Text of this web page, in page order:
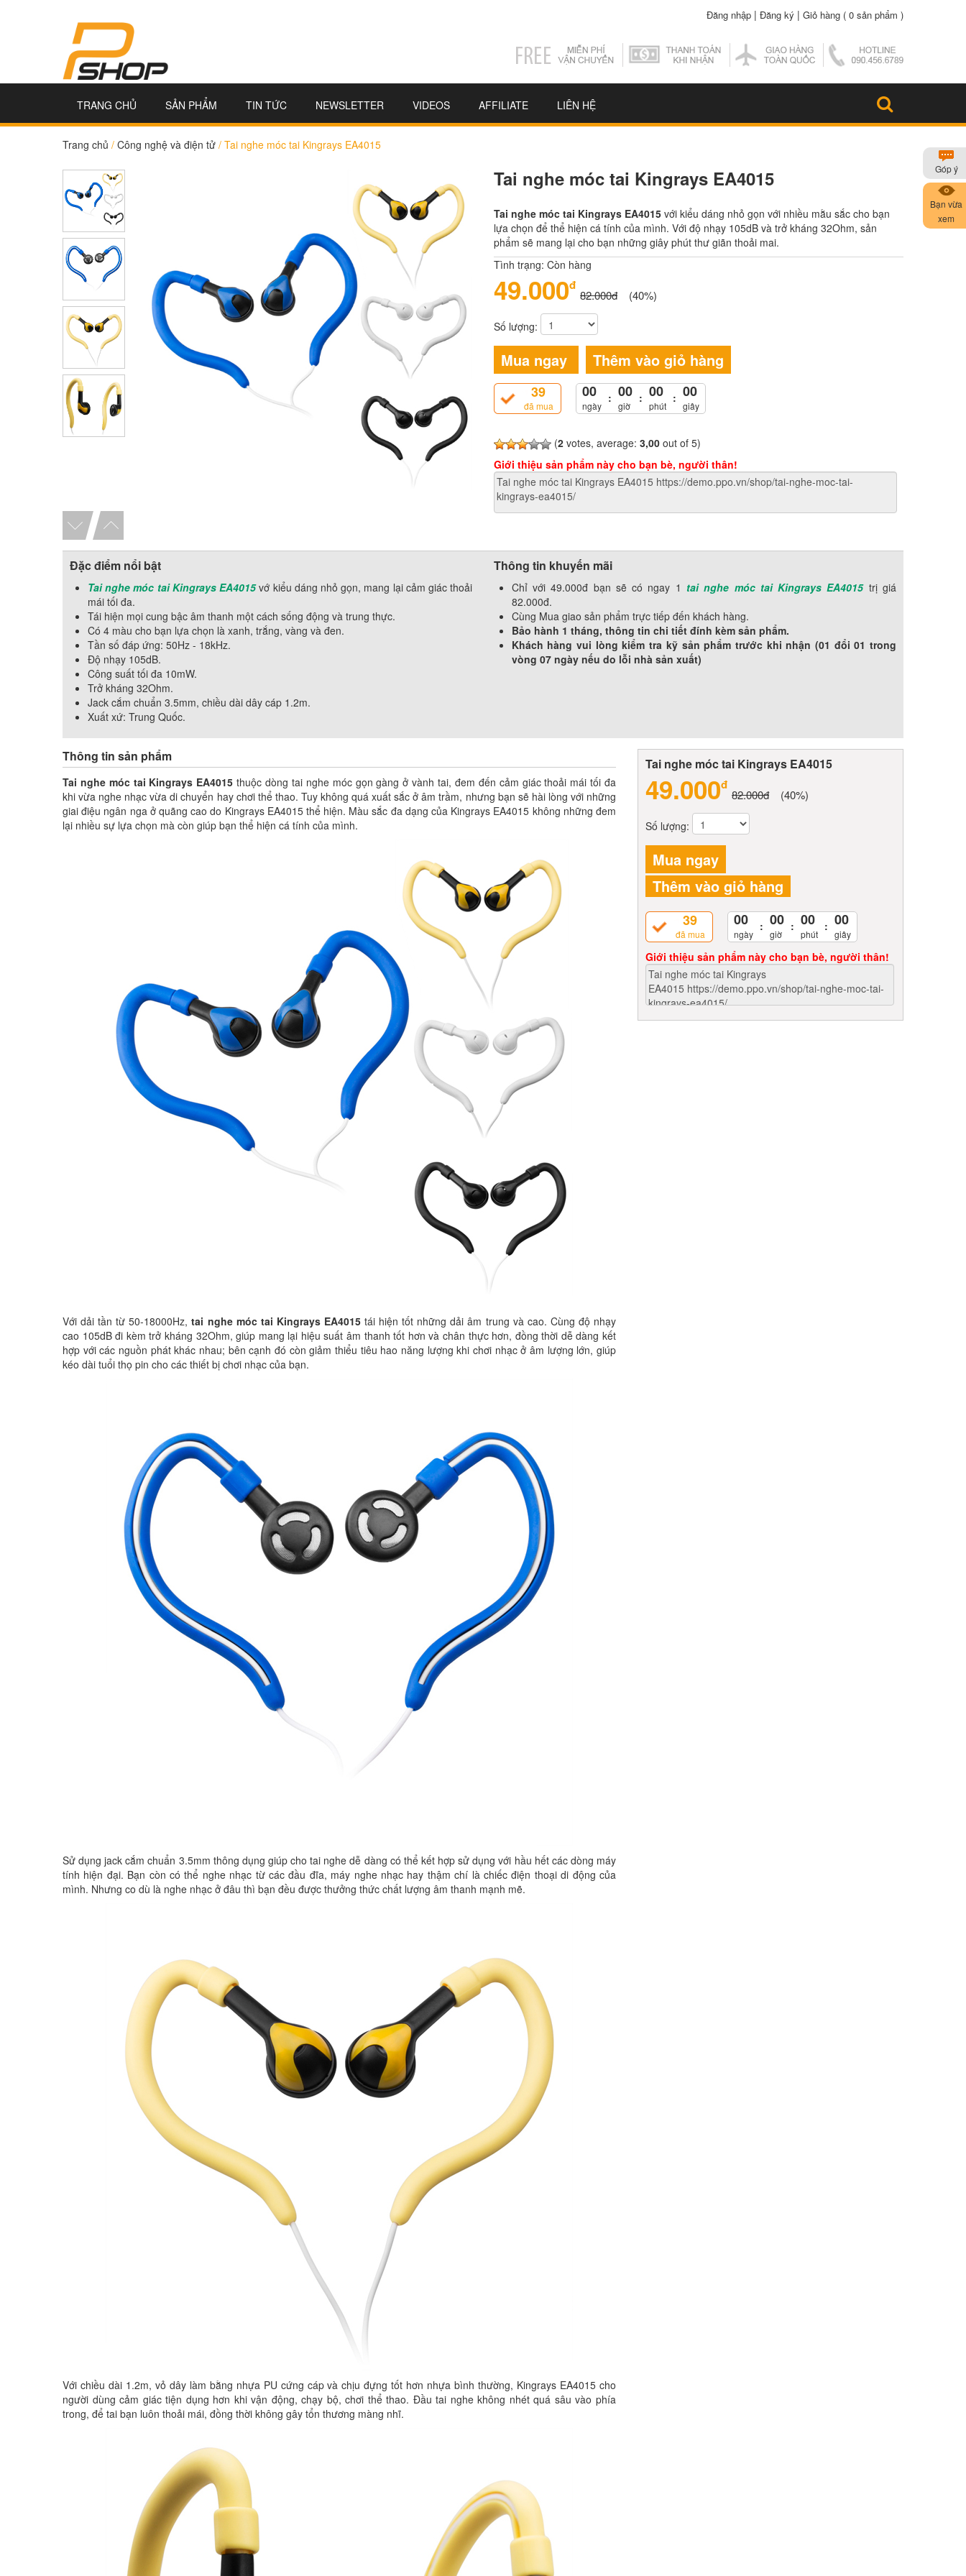
Đăng nhập | Đăng ký | Giỏ hàng ( 0 sản phẩm )
TRANG CHỦ SẢN PHẨM TIN TỨC NEWSLETTER VIDEOS AFFILIATE LIÊN HỆ
Trang chủ / Công nghệ và điện tử / Tai nghe móc tai Kingrays EA4015
Tai nghe móc tai Kingrays EA4015
Tai nghe móc tai Kingrays EA4015 với kiểu dáng nhỏ gọn với nhiều mằu sắc cho bạn
lựa chọn để thể hiện cá tính của mình. Với độ nhạy 105dB và trở kháng 32Ohm, sản
phẩm sẽ mang lại cho bạn những giây phút thư giãn thoải mai.
Tình trạng: Còn hàng
49.000đ
82.000đ (40%)
Số lượng:
Mua ngay Thêm vào giỏ hàng
39
đã mua
00
ngày
: 00
giờ
: 00
phút
: 00
giây
(2 votes, average: 3,00 out of 5)
Giới thiệu sản phẩm này cho bạn bè, người thân!
Đặc điểm nổi bật
Tai nghe móc tai Kingrays EA4015vớ kiểu dáng nhỏ gọn, mang lại cảm giác thoải
mái tối đa.
Tái hiện mọi cung bậc âm thanh một cách sống động và trung thực.
Có 4 màu cho bạn lựa chọn là xanh, trắng, vàng và đen.
Tần số đáp ứng: 50Hz - 18kHz.
Độ nhạy 105dB.
Công suất tối đa 10mW.
Trở kháng 32Ohm.
Jack cắm chuẩn 3.5mm, chiều dài dây cáp 1.2m.
Xuất xứ: Trung Quốc.
Thông tin khuyến mãi
Chỉ với 49.000đ bạn sẽ có ngay 1 tai nghe móc tai Kingrays EA4015trị giá
82.000đ.
Cùng Mua giao sản phẩm trực tiếp đến khách hàng.
Bảo hành 1 tháng, thông tin chi tiết đính kèm sản phẩm.
Khách hàng vui lòng kiểm tra kỹ sản phẩm trước khi nhận (01 đổi 01 trong
vòng 07 ngày nếu do lỗi nhà sản xuất)
Thông tin sản phẩm
Tai nghe móc tai Kingrays EA4015 thuộc dòng tai nghe móc gọn gàng ở vành tai, đem đến cảm giác thoải mái tối đa
khi vừa nghe nhạc vừa di chuyển hay chơi thể thao. Tuy không quá xuất sắc ở âm trầm, nhưng bạn sẽ hài lòng với những
giai điệu ngân nga ở quãng cao do Kingrays EA4015 thể hiện. Màu sắc đa dạng của Kingrays EA4015 không những đem
lại nhiều sự lựa chọn mà còn giúp bạn thể hiện cá tính của mình.
Với dải tần từ 50-18000Hz,tai nghe móc tai Kingrays EA4015tái hiện tốt những dải âm trung và cao. Cùng độ nhạy
cao 105dB đi kèm trở kháng 32Ohm, giúp mang lại hiệu suất âm thanh tốt hơn và chân thực hơn, đồng thời dễ dàng kết
hợp với các nguồn phát khác nhau; bên cạnh đó còn giảm thiểu tiêu hao năng lượng khi chơi nhạc ở âm lượng lớn, giúp
kéo dài tuổi thọ pin cho các thiết bị chơi nhạc của bạn.
Sử dụng jack cắm chuẩn 3.5mm thông dụng giúp cho tai nghe dễ dàng có thể kết hợp sử dụng với hầu hết các dòng máy
tính hiện đại. Bạn còn có thể nghe nhạc từ các đầu đĩa, máy nghe nhạc hay thậm chí là chiếc điện thoại di động của
mình. Nhưng co dù là nghe nhạc ở đâu thì bạn đều được thưởng thức chất lượng âm thanh mạnh mẽ.
Với chiều dài 1.2m, vỏ dây làm bằng nhựa PU cứng cáp và chịu đựng tốt hơn nhựa bình thường, Kingrays EA4015 cho
người dùng cảm giác tiện dụng hơn khi vận động, chạy bộ, chơi thể thao. Đầu tai nghe không nhét quá sâu vào phía
trong, để tai bạn luôn thoải mái, đồng thời không gây tổn thương màng nhĩ.
Tai nghe móc tai Kingrays EA4015
49.000đ
82.000đ (40%)
Số lượng:
Mua ngay
Thêm vào giỏ hàng
39
đã mua
00
ngày
: 00
giờ
: 00
phút
: 00
giây
Giới thiệu sản phẩm này cho bạn bè, người thân!
Góp ý
Bạn vừa
xem